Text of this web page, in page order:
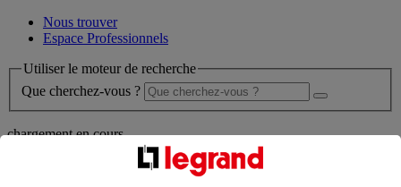
Nous trouver
Espace Professionnels
Utiliser le moteur de recherche
Que cherchez-vous ?
chargement en cours...
Nous n'avons pas pu charger les résultats de votre recherche